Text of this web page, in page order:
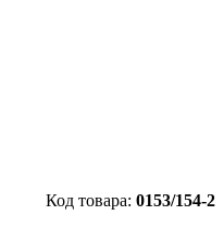
0153/154-2